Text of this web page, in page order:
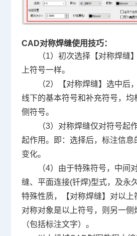
CAD对称焊缝使用技巧：
（1）初次选择【对称焊缝
上符号一样。
（2）【对称焊缝】选中后
线下的基本符号和补充符号，均
侧符号。
（3）对称焊缝仅对符号起
起作用。即：选择后，标注信息
变化。
（4）由于特殊符号，中间
缝、平面连接(钎焊)型式，及永
特殊性质，【对称焊缝】对以上
对称对象是以上符号，则另一侧
（包括标注文字）。